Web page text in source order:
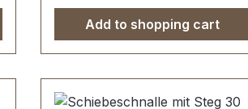
Durchlasshöhe: ca. 20 mm.
Lieferumfang: 1 Stück
Schiebeschnalle
Add to shopping cart